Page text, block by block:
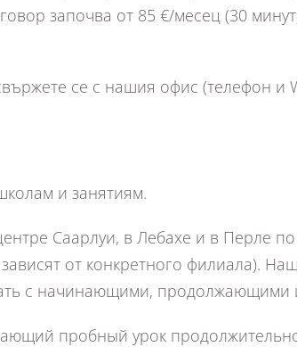
започва от 85 €/месец (30
се с нашия офис (телефон и
и занятиям.
Саарлуи, в Лебахе и в Перле по
от конкретного филиала).
с начинающими,
пробный урок